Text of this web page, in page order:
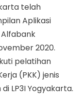
telah
Aplikasi
Alfabank
2020.
pelatihan
(PKK) jenis
LP3I Yogyakarta.